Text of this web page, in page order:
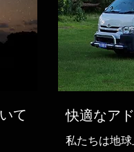
て 快適なア
私たちは地